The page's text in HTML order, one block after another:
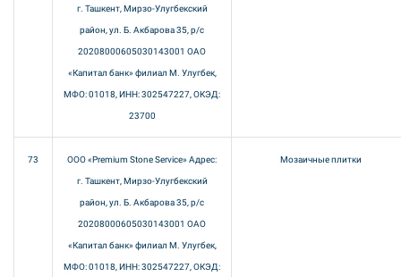
г. Ташкент, Мирзо-Улугбекский
район, ул. Б. Акбарова 35, р/с
20208000605030143001 ОАО
«Капитал банк» филиал М. Улугбек,
МФО: 01018, ИНН: 302547227, ОКЭД:
23700
73 ООО «Premium Stone Service» Адрес:
г. Ташкент, Мирзо-Улугбекский
район, ул. Б. Акбарова 35, р/с
20208000605030143001 ОАО
«Капитал банк» филиал М. Улугбек,
МФО: 01018, ИНН: 302547227, ОКЭД:
Мозаичные плитки